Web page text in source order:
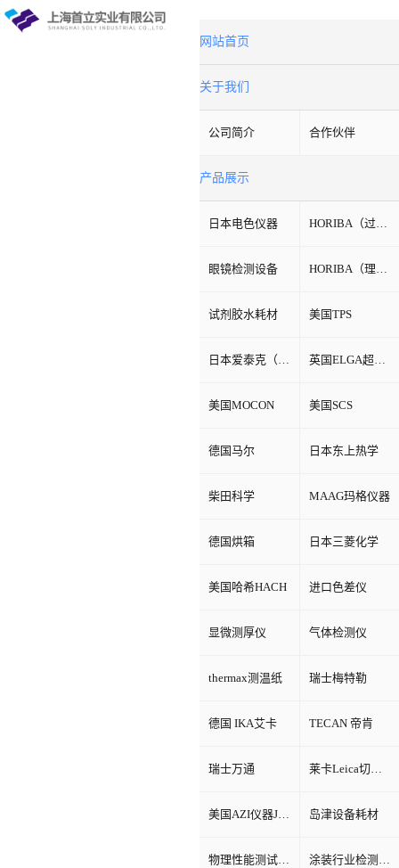
网站首页
关于我们
公司简介 合作伙伴
产品展示
日本电色仪器 HORIBA（过程&环境）
眼镜检测设备 HORIBA（理科学）
试剂胶水耗材 美国TPS
日本爱泰克（ETAC） 英国ELGA超纯水机
美国MOCON 美国SCS
德国马尔 日本东上热学
柴田科学 MAAG玛格仪器
德国烘箱 日本三菱化学
美国哈希HACH 进口色差仪
显微测厚仪 气体检测仪
thermax测温纸 瑞士梅特勒
德国 IKA艾卡 TECAN 帝肯
瑞士万通 莱卡Leica切片机和显微镜
美国AZI仪器Jerome环境检测仪器 岛津设备耗材
物理性能测试仪器 涂装行业检测设备